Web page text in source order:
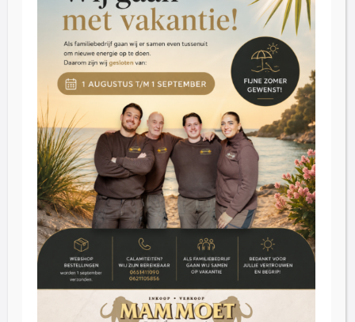
Dinsdag t/m donderdag op afspraak
Klantenservice
Blog
Reviews
Contact
Inkoop
Over ons
FAQ